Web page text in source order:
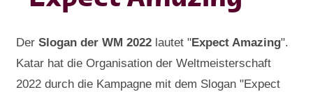
DerSlogan der WM 2022 lautet "Expect Amazing".
Katar hat die Organisation der Weltmeisterschaft
2022 durch die Kampagne mit dem Slogan "Expect